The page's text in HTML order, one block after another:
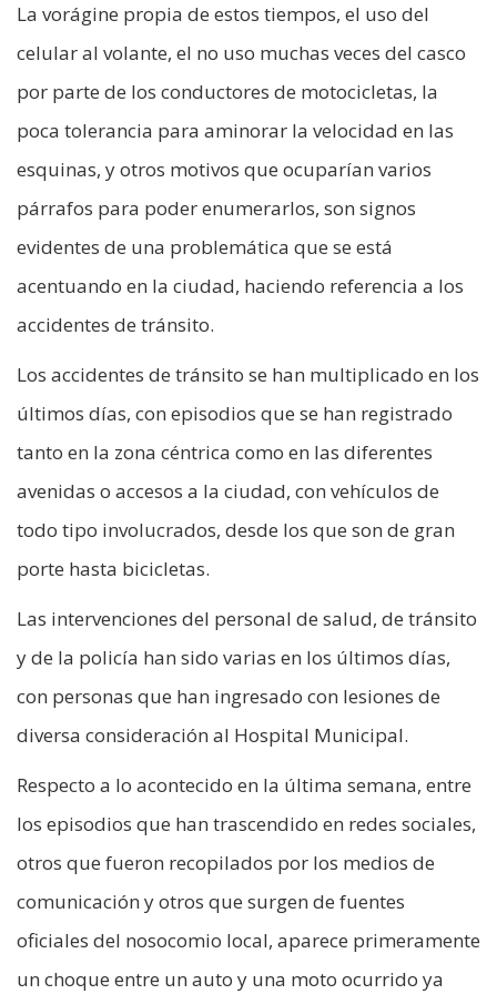
La vorágine propia de estos tiempos, el uso del
celular al volante, el no uso muchas veces del casco
por parte de los conductores de motocicletas, la
poca tolerancia para aminorar la velocidad en las
esquinas, y otros motivos que ocuparían varios
párrafos para poder enumerarlos, son signos
evidentes de una problemática que se está
acentuando en la ciudad, haciendo referencia a los
accidentes de tránsito.
Los accidentes de tránsito se han multiplicado en los
últimos días, con episodios que se han registrado
tanto en la zona céntrica como en las diferentes
avenidas o accesos a la ciudad, con vehículos de
todo tipo involucrados, desde los que son de gran
porte hasta bicicletas.
Las intervenciones del personal de salud, de tránsito
y de la policía han sido varias en los últimos días,
con personas que han ingresado con lesiones de
diversa consideración al Hospital Municipal.
Respecto a lo acontecido en la última semana, entre
los episodios que han trascendido en redes sociales,
otros que fueron recopilados por los medios de
comunicación y otros que surgen de fuentes
oficiales del nosocomio local, aparece primeramente
un choque entre un auto y una moto ocurrido ya